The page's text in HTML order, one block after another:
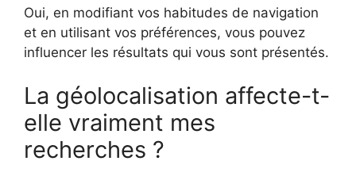
Oui, en modifiant vos habitudes de navigation
et en utilisant vos préférences, vous pouvez
influencer les résultats qui vous sont présentés.
La géolocalisation affecte-t-
elle vraiment mes
recherches ?